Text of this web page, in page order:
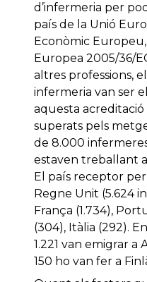
d’infermeria per
país de la Unió
Econòmic
Europea 2005/36/
altres professions,
infermeria van ser
aquesta acreditació
superats pels
de 8.000
estaven treballant a
El país receptor per
Regne Unit (5.624
França (1.734),
(304), Itàlia (292).
1.221 van emigrar a
150 ho van fer a